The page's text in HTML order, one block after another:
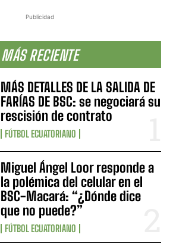
Publicidad
MÁS RECIENTE
MÁS DETALLES DE LA SALIDA DE
FARÍAS DE BSC: se negociará su
rescisión de contrato
FÚTBOL ECUATORIANO
Miguel Ángel Loor responde a
la polémica del celular en el
BSC-Macará: “¿Dónde dice
que no puede?”
FÚTBOL ECUATORIANO